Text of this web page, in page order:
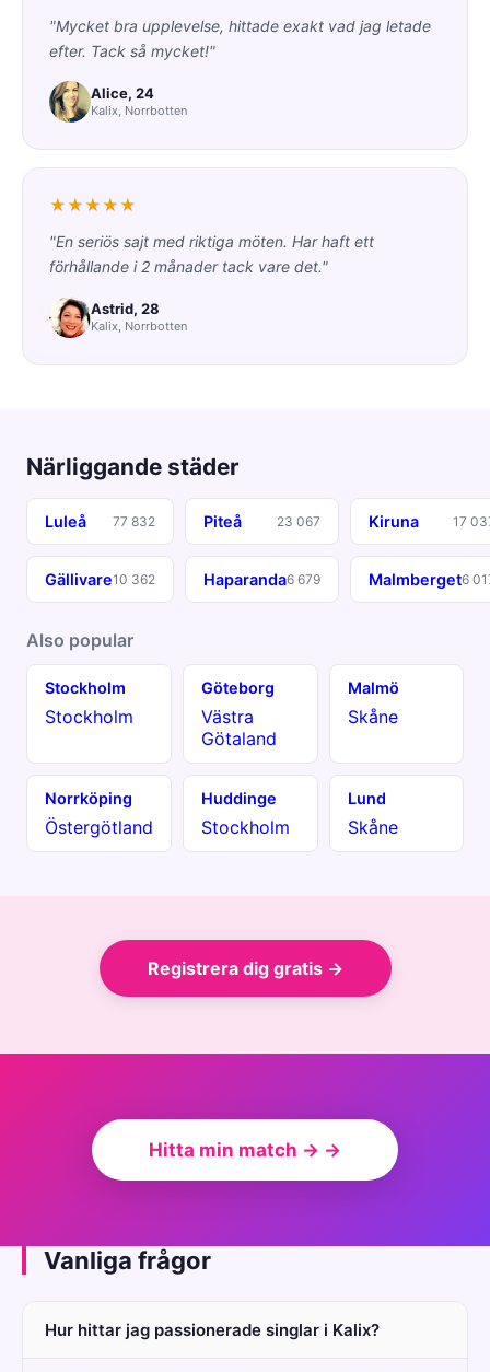
"Mycket bra upplevelse, hittade exakt vad jag letade
efter. Tack så mycket!"
Alice, 24
Kalix, Norrbotten
★★★★★
"En seriös sajt med riktiga möten. Har haft ett
förhållande i 2 månader tack vare det."
Astrid, 28
Kalix, Norrbotten
Närliggande städer
Luleå 77 832 Piteå 23 067 Kiruna 17
Gällivare10 362 Haparanda6 679 Malmberget6
Also popular
Stockholm
Stockholm
Göteborg
Västra
Götaland
Malmö
Skåne
Norrköping
Östergötland
Huddinge
Stockholm
Lund
Skåne
Registrera dig gratis →
Hitta min match → →
Vanliga frågor
Hur hittar jag passionerade singlar i Kalix?